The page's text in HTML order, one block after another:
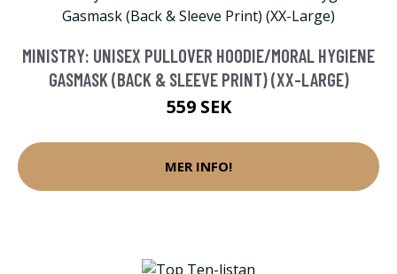
MINISTRY: UNISEX PULLOVER HOODIE/MORAL HYGIENE
GASMASK (BACK & SLEEVE PRINT) (XX-LARGE)
559 SEK
MER INFO!